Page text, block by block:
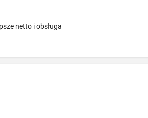
netto i obsługa